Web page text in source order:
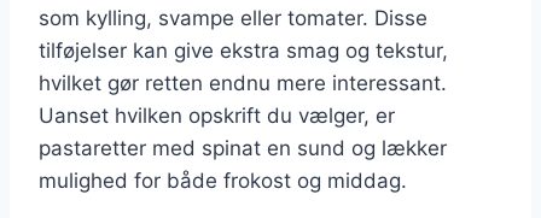
som kylling, svampe eller tomater. Disse
tilføjelser kan give ekstra smag og tekstur,
hvilket gør retten endnu mere interessant.
Uanset hvilken opskrift du vælger, er
pastaretter med spinat en sund og lækker
mulighed for både frokost og middag.